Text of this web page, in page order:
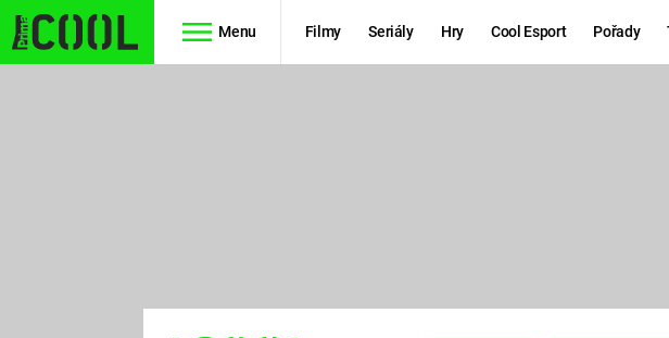
Menu Filmy Seriály Hry Cool Esport Pořady